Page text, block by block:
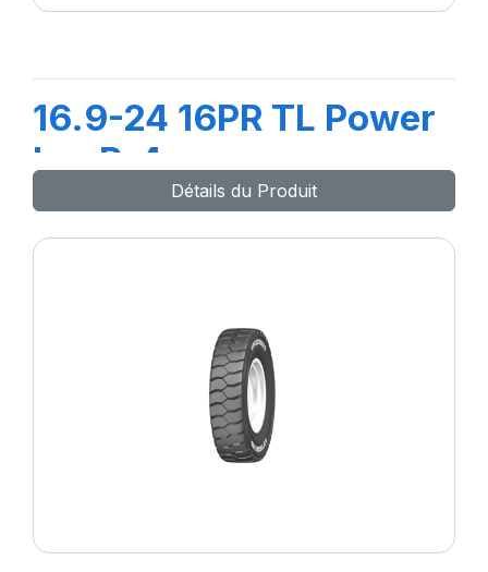
16.9-24 16PR TL Power
LugR-4
Détails du Produit